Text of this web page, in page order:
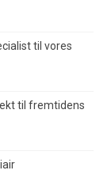
til vores
til fremtidens